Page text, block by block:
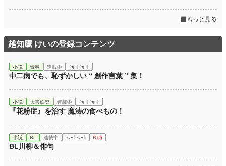
もっと見る
越知鷹 けいの登録コンテンツ
小説 青春 連載中 ｼｮｰﾄｼｮｰﾄ
中二病でも、恥ずかしい “ 創作言葉 ” 集！
小説 大衆娯楽 連載中 ｼｮｰﾄｼｮｰﾄ
『花粉症』を治す 魔法の食べもの！
小説 BL 連載中 ｼｮｰﾄｼｮｰﾄ R15
BL川柳＆俳句